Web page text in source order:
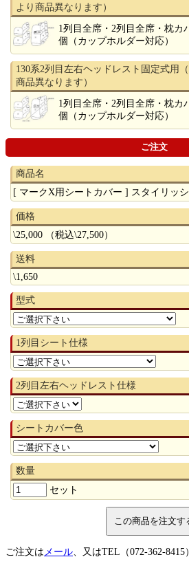
より商品異なります）
1列目全席・2列目全席・枕カ
個（カップホルダー対応）
130系2列目左右ヘッドレスト固定式用
商品異なります）
1列目全席・2列目全席・枕カ
個（カップホルダー対応）
ご注文
商品名
[ マークX用シートカバー ] スタイリッ
価格
\25,000 （税込\27,500）
送料
\1,650
型式
1列目シート仕様
2列目左右ヘッドレスト仕様
シートカバー色
数量
セット
ご注文は メール 、又はTEL（072-362-